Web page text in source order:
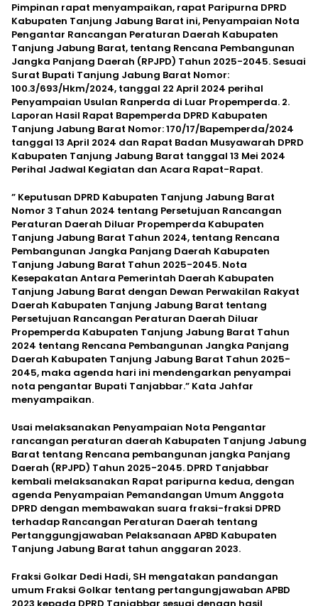
Pimpinan rapat menyampaikan, rapat Paripurna DPRD
Kabupaten Tanjung Jabung Barat ini, Penyampaian Nota
Pengantar Rancangan Peraturan Daerah Kabupaten
Tanjung Jabung Barat, tentang Rencana Pembangunan
Jangka Panjang Daerah (RPJPD) Tahun 2025-2045. Sesuai
Surat Bupati Tanjung Jabung Barat Nomor:
100.3/693/Hkm/2024, tanggal 22 April 2024 perihal
Penyampaian Usulan Ranperda di Luar Propemperda. 2.
Laporan Hasil Rapat Bapemperda DPRD Kabupaten
Tanjung Jabung Barat Nomor: 170/17/Bapemperda/2024
tanggal 13 April 2024 dan Rapat Badan Musyawarah DPRD
Kabupaten Tanjung Jabung Barat tanggal 13 Mei 2024
Perihal Jadwal Kegiatan dan Acara Rapat-Rapat.
” Keputusan DPRD Kabupaten Tanjung Jabung Barat
Nomor 3 Tahun 2024 tentang Persetujuan Rancangan
Peraturan Daerah Diluar Propemperda Kabupaten
Tanjung Jabung Barat Tahun 2024, tentang Rencana
Pembangunan Jangka Panjang Daerah Kabupaten
Tanjung Jabung Barat Tahun 2025-2045. Nota
Kesepakatan Antara Pemerintah Daerah Kabupaten
Tanjung Jabung Barat dengan Dewan Perwakilan Rakyat
Daerah Kabupaten Tanjung Jabung Barat tentang
Persetujuan Rancangan Peraturan Daerah Diluar
Propemperda Kabupaten Tanjung Jabung Barat Tahun
2024 tentang Rencana Pembangunan Jangka Panjang
Daerah Kabupaten Tanjung Jabung Barat Tahun 2025-
2045, maka agenda hari ini mendengarkan penyampai
nota pengantar Bupati Tanjabbar.” Kata Jahfar
menyampaikan.
Usai melaksanakan Penyampaian Nota Pengantar
rancangan peraturan daerah Kabupaten Tanjung Jabung
Barat tentang Rencana pembangunan jangka Panjang
Daerah (RPJPD) Tahun 2025-2045. DPRD Tanjabbar
kembali melaksanakan Rapat paripurna kedua, dengan
agenda Penyampaian Pemandangan Umum Anggota
DPRD dengan membawakan suara fraksi-fraksi DPRD
terhadap Rancangan Peraturan Daerah tentang
Pertanggungjawaban Pelaksanaan APBD Kabupaten
Tanjung Jabung Barat tahun anggaran 2023.
Fraksi Golkar Dedi Hadi, SH mengatakan pandangan
umum Fraksi Golkar tentang pertangungjawaban APBD